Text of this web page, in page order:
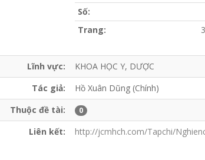
Số:
Trang:
Lĩnh vực:
KHOA HỌC Y, DƯỢC
Tác giả:
Hồ Xuân Dũng (Chính)
Thuộc đề tài:
0
Liên kết: http://jcmhch.com/Tapchi/